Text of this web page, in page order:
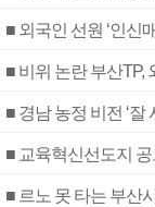
■ 외국인 선원 ‘인신
■ 비위 논란 부산TP,
■ 경남 농정 비전 ‘
■ 교육혁신선도지
■ 르노 못 타는 부산